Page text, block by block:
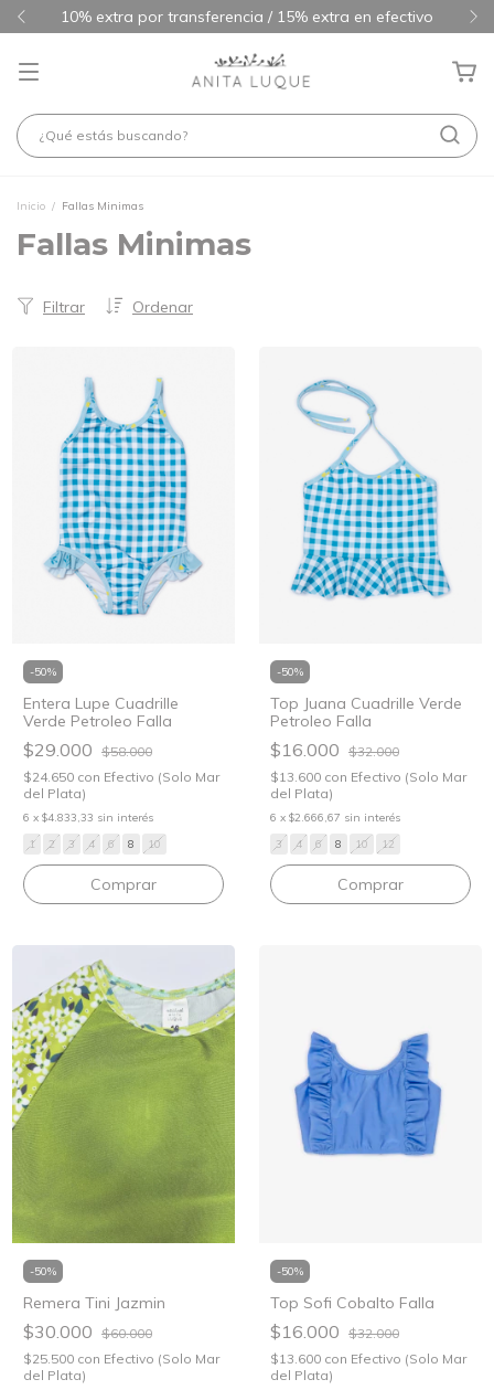
¡Arranco la PROMO!
Inicio / Fallas Minimas
Fallas Minimas
Ordenar
Filtrar
-50%
Entera Lupe Cuadrille
Verde Petroleo Falla
$29.000 $58.000
$24.650 con Efectivo (Solo Mar
del Plata)
6 x $4.833,33 sin interés
1
2 3 4 6 8 10
Comprar
-50%
Top Juana Cuadrille Verde
Petroleo Falla
$16.000 $32.000
$13.600 con Efectivo (Solo Mar
del Plata)
6 x $2.666,67 sin interés
3
4 6 8 10 12
Comprar
-50%
Remera Tini Jazmin
$30.000 $60.000
$25.500 con Efectivo (Solo Mar
del Plata)
-50%
Top Sofi Cobalto Falla
$16.000 $32.000
$13.600 con Efectivo (Solo Mar
del Plata)